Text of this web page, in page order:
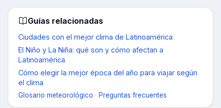
Guías relacionadas
Ciudades con el mejor clima de Latinoamérica
El Niño y La Niña: qué son y cómo afectan a
Latinoamérica
Cómo elegir la mejor época del año para viajar según
el clima
Glosario meteorológico · Preguntas frecuentes